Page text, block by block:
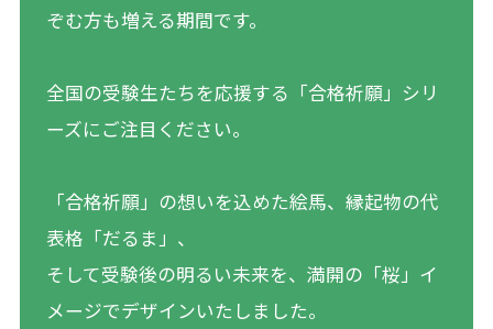
ぞむ方も増える期間です。
全国の受験生たちを応援する「合格祈願」シリ
ーズにご注目ください。
「合格祈願」の想いを込めた絵馬、縁起物の代
表格「だるま」、
そして受験後の明るい未来を、満開の「桜」イ
メージでデザインいたしました。